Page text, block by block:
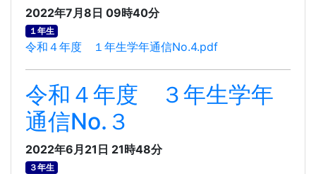
2022年7月8日 09時40分
１年生
令和４年度 １年生学年通信No.4.pdf
令和４年度 ３年生学年
通信No.３
2022年6月21日 21時48分
３年生